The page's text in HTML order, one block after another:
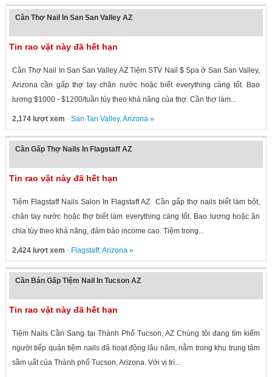
Cần Thợ Nail In San San Valley AZ
Tin rao vặt này đã hết hạn
Cần Thợ Nail In San San Valley AZ Tiệm STV Nail $ Spa ở San San Valley,
Arizona cần gấp thợ tay chân nước hoặc biết everything càng tốt. Bao
lương $1000 - $1200/tuần tùy theo khả năng của thợ. Cần thợ làm...
2,174 lượt xem · San Tan Valley,Arizona»
Cần Gấp Thợ Nails In Flagstaff AZ
Tin rao vặt này đã hết hạn
Tiệm Flagstaff Nails Salon In Flagstaff AZ Cần gấp thợ nails biết làm bột,
chân tay nước hoặc thợ biết làm everything càng tốt. Bao lương hoặc ăn
chia tùy theo khả năng, đảm bảo income cao. Tiệm trong...
2,424 lượt xem · Flagstaff,Arizona»
Cần Bán Gấp Tiệm Nail In Tucson AZ
Tin rao vặt này đã hết hạn
Tiệm Nails Cần Sang tại Thành Phố Tucson, AZ Chúng tôi đang tìm kiếm
người tiếp quản tiệm nails đã hoạt động lâu năm, nằm trong khu trung tâm
sầm uất của Thành phố Tucson, Arizona. Với vị trí...